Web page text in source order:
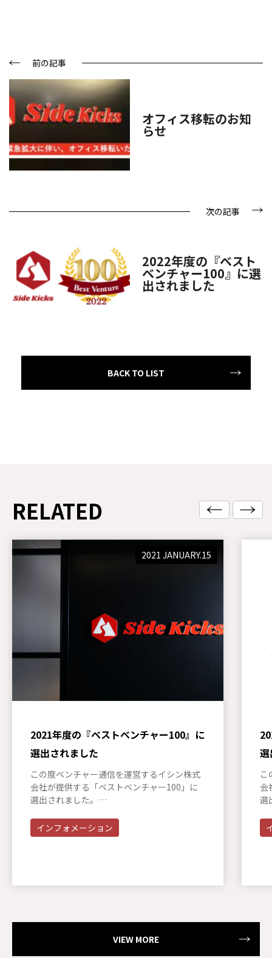
前の記事
オフィス移転のお知
らせ
次の記事
2022年度の『ベスト
ベンチャー100』に選
出されました
BACK TO LIST
RELATED
2021 JANUARY.15
2021年度の『ベストベンチャー100』に
選出されました
この度ベンチャー通信を運営するイシン株式
会社が提供する「ベストベンチャー100」に
選出されました。…
インフォメーション
こ
会
選
VIEW MORE